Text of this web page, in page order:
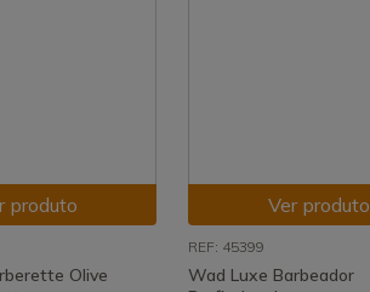
produto
Olive
Ver produto
REF: 45399
Wad Luxe Barbeador